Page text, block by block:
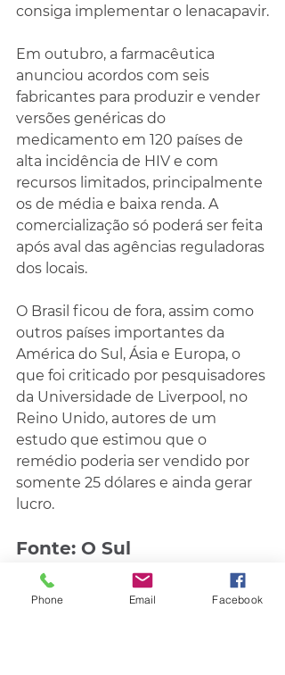
consiga implementar o lenacapavir.
Em outubro, a farmacêutica
anunciou acordos com seis
fabricantes para produzir e vender
versões genéricas do
medicamento em 120 países de
alta incidência de HIV e com
recursos limitados, principalmente
os de média e baixa renda. A
comercialização só poderá ser feita
após aval das agências reguladoras
dos locais.
O Brasil ficou de fora, assim como
outros países importantes da
América do Sul, Ásia e Europa, o
que foi criticado por pesquisadores
da Universidade de Liverpool, no
Reino Unido, autores de um
estudo que estimou que o
remédio poderia ser vendido por
somente 25 dólares e ainda gerar
lucro.
Fonte: O Sul
SaúdePhone Email Facebook